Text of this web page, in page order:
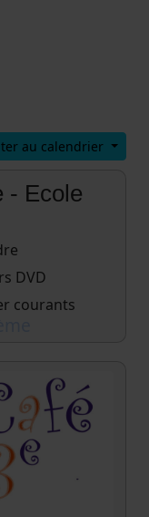
au calendrier
- Ecole